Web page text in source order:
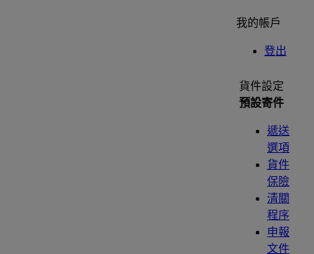
我的帳戶
登出
貨件設定
預設寄件
遞送
選項
貨件
保險
清關
程序
申報
文件